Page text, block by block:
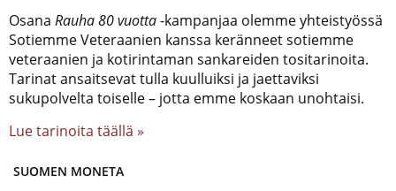
Osana Rauha 80 vuotta-kampanjaa olemme yhteistyössä
Sotiemme Veteraanien kanssa keränneet sotiemme
veteraanien ja kotirintaman sankareiden tositarinoita.
Tarinat ansaitsevat tulla kuulluiksi ja jaettaviksi
sukupolvelta toiselle – jotta emme koskaan unohtaisi.
Lue tarinoita täällä »
SUOMEN MONETA